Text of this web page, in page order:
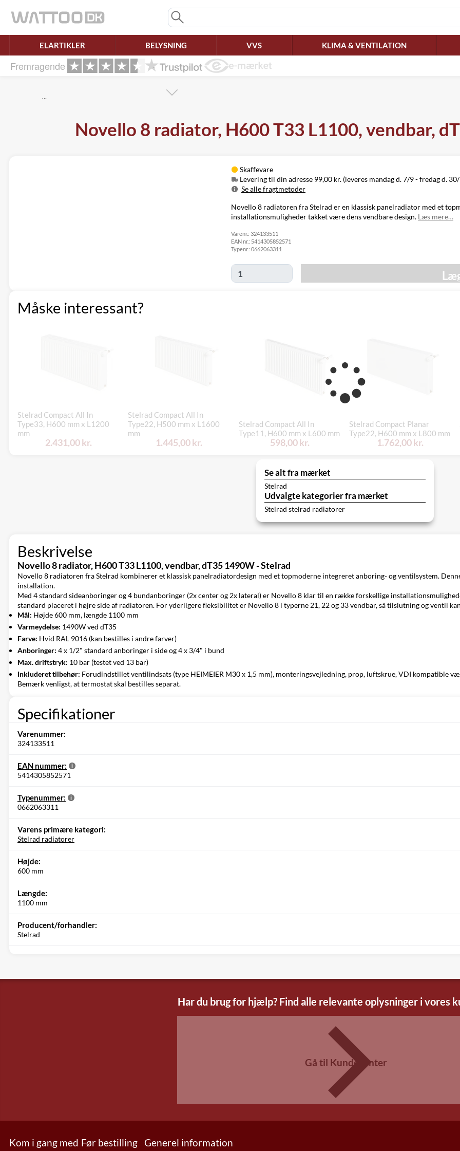
ELARTIKLER BELYSNING VVS KLIMA & VENTILATION
Fremragende
…
Novello 8 radiator, H600 T33 L1100, vendbar,
Skaffevare
Levering til din adresse 99,00 kr. (leveres mandag d. 7/9 - fredag d.
Se alle fragtmetoder
Metode
Pris
Leveres
Levering til
Mandag d. 7/9
Click&Collect
i Svenstrup
(9230)
Novello 8 radiatoren fra Stelrad er en klassisk panelradiator med et
installationsmuligheder takket være dens vendbare design. Læs mere…
Varenr.: 324133511
EAN nr.: 5414305852571
Typenr.: 0662063311
Måske interessant?
Stelrad Compact All In
Type33, H600 mm x L1200
mm
2.431,00 kr.
Stelrad Compact All In
Type22, H500 mm x L1600
mm
1.445,00 kr.
Stelrad Compact All In
Type11, H600 mm x L600 mm
598,00 kr.
Stelrad Compact Planar
Type22, H600 mm x L800 mm
1.762,00 kr.
Se alt fra mærket
Stelrad
Udvalgte kategorier fra mærket
Stelrad stelrad radiatorer
Beskrivelse
Novello 8 radiator, H600 T33 L1100, vendbar, dT35 1490W - Stelrad
Novello 8 radiatoren fra Stelrad kombinerer et klassisk panelradiatordesign med et topmoderne integreret anboring- og ventilsystem.
installation.
Med 4 standard sideanboringer og 4 bundanboringer (2x center og 2x lateral) er Novello 8 klar til en række forskellige
standard placeret i højre side af radiatoren. For yderligere fleksibilitet er Novello 8 i typerne 21, 22 og 33 vendbar, så tilslutning og ventil
Mål: Højde 600 mm, længde 1100 mm
Varmeydelse: 1490W ved dT35
Farve: Hvid RAL 9016 (kan bestilles i andre farver)
Anboringer: 4 x 1/2" standard anboringer i side og 4 x 3/4" i bund
Max. driftstryk: 10 bar (testet ved 13 bar)
Inkluderet tilbehør: Forudindstillet ventilindsats (type HEIMEIER M30 x 1,5 mm), monteringsvejledning, prop, luftskrue, VDI kompatible
Bemærk venligst, at termostat skal bestilles separat.
Specifikationer
Varenummer:
324133511
EAN nummer:
5414305852571
Typenummer:
0662063311
Varens primære kategori:
Stelrad radiatorer
Højde:
600 mm
Længde:
1100 mm
Producent/forhandler:
Stelrad
Har du brug for hjælp? Find alle relevante oplysninger i vores
Gå til Kundecenter
Kom i gang med Før bestilling Generel information
Ret samtykke!